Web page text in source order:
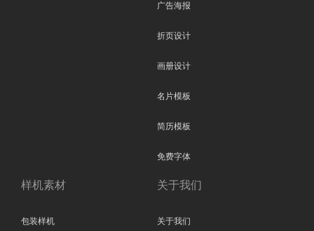
广告海报
折页设计
画册设计
名片模板
简历模板
免费字体
样机素材
包装样机
关于我们
关于我们